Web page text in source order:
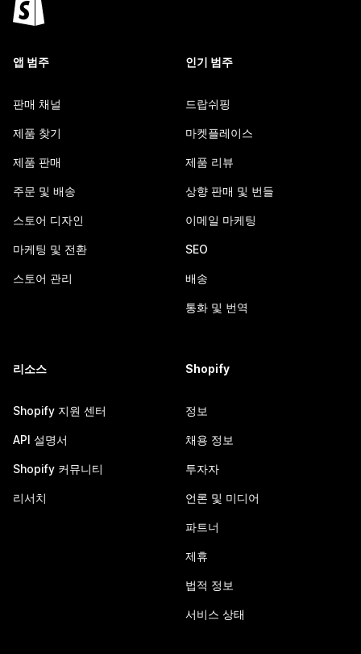
앱 범주
판매 채널
제품 찾기
제품 판매
주문 및 배송
스토어 디자인
마케팅 및 전환
스토어 관리
인기 범주
드랍쉬핑
마켓플레이스
제품 리뷰
상향 판매 및 번들
이메일 마케팅
SEO
배송
통화 및 번역
리소스
Shopify 지원 센터
API 설명서
Shopify 커뮤니티
리서치
Shopify
정보
채용 정보
투자자
언론 및 미디어
파트너
제휴
법적 정보
서비스 상태